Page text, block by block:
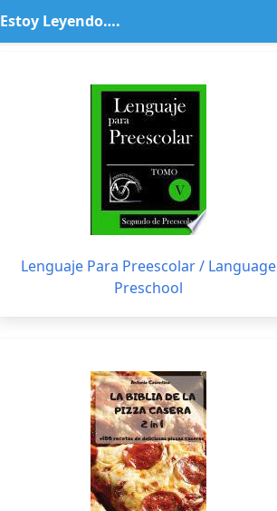
Estoy Leyendo….
Lenguaje Para Preescolar / Language
Preschool